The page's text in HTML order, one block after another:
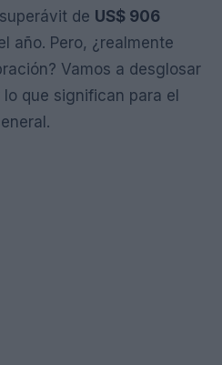
de US$ 906
año. Pero, ¿realmente
Vamos a desglosar
que significan para el